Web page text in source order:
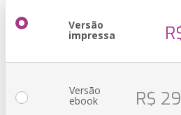
Versão
impressa
Versão
ebook R$